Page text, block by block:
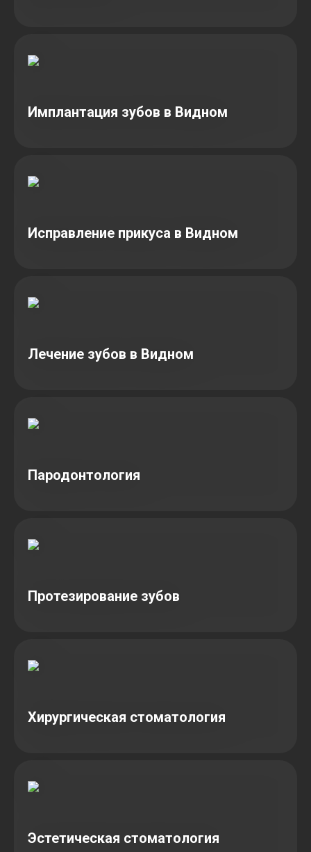
Имплантация зубов в Видном
Исправление прикуса в Видном
Лечение зубов в Видном
Пародонтология
Протезирование зубов
Хирургическая стоматология
Эстетическая стоматология